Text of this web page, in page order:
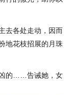
去各处走动，因而
地花枝招展的月珠
凶的……告诫她，女